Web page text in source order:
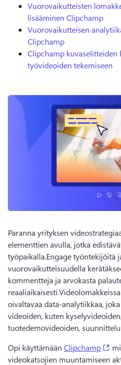
Vuorovaikutteisten
lisääminen Clipchamp
Vuorovaikutteisen
Clipchamp
Clipchamp
työvideoiden tekemiseen
Paranna yrityksen
elementtien avulla, jotka
työpaikalla.Engage työntekijöitä
vuorovaikutteisuudella
kommentteja ja arvokasta
reaaliaikaisesti.
oivaltavaa data-analytiikkaa,
videoiden, kuten
tuotedemovideoiden,
Opi käyttämään Clipchamp
videokatsojien muuntamiseen